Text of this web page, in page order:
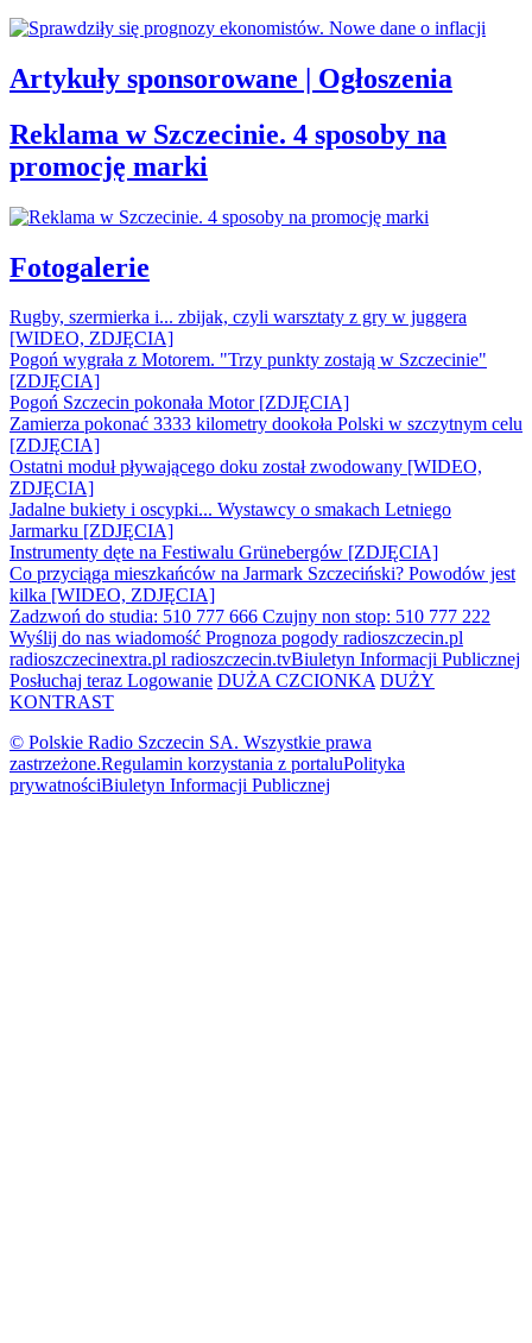
Artykuły sponsorowane | Ogłoszenia
Reklama w Szczecinie. 4 sposoby na
promocję marki
Fotogalerie
Rugby, szermierka i... zbijak, czyli warsztaty z gry w juggera
[WIDEO, ZDJĘCIA]
Pogoń wygrała z Motorem. "Trzy punkty zostają w Szczecinie"
[ZDJĘCIA]
Pogoń Szczecin pokonała Motor [ZDJĘCIA]
Zamierza pokonać 3333 kilometry dookoła Polski w szczytnym celu
[ZDJĘCIA]
Ostatni moduł pływającego doku został zwodowany [WIDEO,
ZDJĘCIA]
Jadalne bukiety i oscypki... Wystawcy o smakach Letniego
Jarmarku [ZDJĘCIA]
Instrumenty dęte na Festiwalu Grünebergów [ZDJĘCIA]
Co przyciąga mieszkańców na Jarmark Szczeciński? Powodów jest
kilka [WIDEO, ZDJĘCIA]
Zadzwoń do studia: 510 777 666 Czujny non stop: 510 777 222
Wyślij do nas wiadomość Prognoza pogody radioszczecin.pl
radioszczecinextra.pl radioszczecin.tvBiuletyn Informacji Publicznej
Posłuchaj teraz Logowanie DUŻA CZCIONKA DUŻY
KONTRAST
© Polskie Radio Szczecin SA. Wszystkie prawa
zastrzeżone.Regulamin korzystania z portaluPolityka
prywatnościBiuletyn Informacji Publicznej